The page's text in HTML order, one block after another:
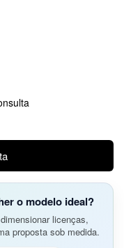
o modelo ideal?
licenças,
proposta sob medida.